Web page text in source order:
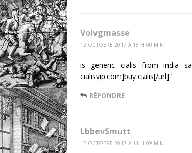
Volvgmasse
12 OCTOBRE 2017 Á 15 H 00 MIN
is generic cialis from india
cialisvip.com]buy cialis[/url] ’
RÉPONDRE
LbbevSmutt
12 OCTOBRE 2017 Á 11 H 09 MIN